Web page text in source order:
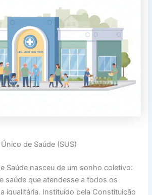
de Saúde (SUS)
Saúde nasceu de um sonho coletivo:
saúde que atendesse a todos os
igualitária. Instituído pela Constituição